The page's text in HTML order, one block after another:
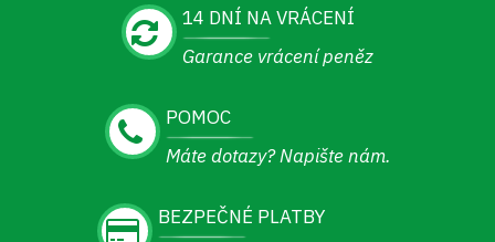
14 DNÍ NA VRÁCENÍ
Garance vrácení peněz
POMOC
Máte dotazy? Napište nám.
BEZPEČNÉ PLATBY